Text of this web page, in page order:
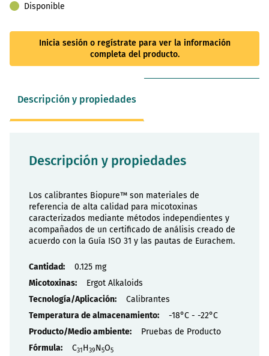
Disponible
Inicia sesión o regístrate para ver la información
completa del producto.
Descripción y propiedades
Descripción y propiedades
Los calibrantes Biopure™ son materiales de
referencia de alta calidad para micotoxinas
caracterizados mediante métodos independientes y
acompañados de un certificado de análisis creado de
acuerdo con la Guía ISO 31 y las pautas de Eurachem.
Propiedades0.125 mg
Ergot Alkaloids
Calibrantes
-18°C - -22°C
Pruebas de Producto
C31H39N5O5